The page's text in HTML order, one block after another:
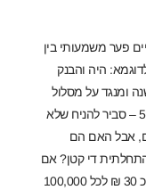
פער משמעותי בין
היה והבנק
מינוס 0.7% = נכון להיום 5.55% לשנה ומנגד על מסלול
המלצ לאותה תקופה הריבית המוצעת היא 5.1% – סביר להניח שלא
אבל האם הם
די קטן? אם
נבחר במל"צ נהנה מהחזר התחלתי נמוך יותר – כ 30 ₪ לכל 100,000